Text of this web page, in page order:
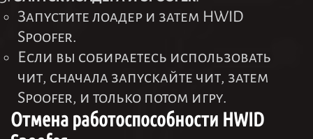
Запустите лоадер и затем HWID
Spoofer.
Если вы собираетесь использовать
чит, сначала запускайте чит, затем
Spoofer, и только потом игру.
Отмена работоспособности HWID